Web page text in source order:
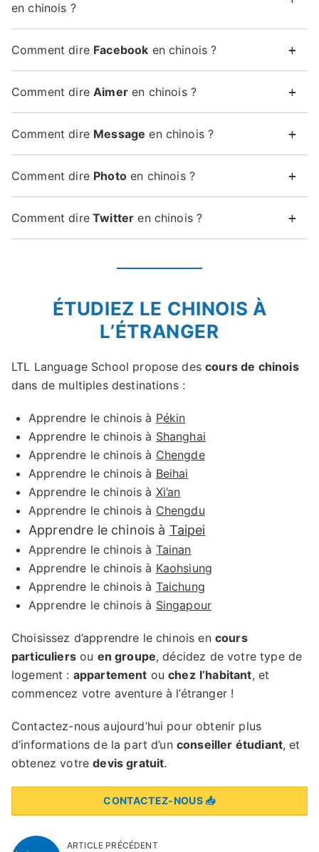
en chinois ?
Comment dire Facebook en chinois ?
Comment direAimeren chinois ?
Comment dire Message en chinois ?
Comment dire Photoen chinois ?
Comment direTwitter en chinois ?
ÉTUDIEZ LE CHINOIS À
L’ÉTRANGER
LTL Language School propose descours de chinois
dans de multiples destinations :
Apprendre le chinois à Pékin
Apprendre le chinois à Shanghai
Apprendre le chinois à Chengde
Apprendre le chinois à Beihai
Apprendre le chinois à Xi’an
Apprendre le chinois à Chengdu
Apprendre le chinois à Taipei
Apprendre le chinois à Tainan
Apprendre le chinois à Kaohsiung
Apprendre le chinois à Taichung
Apprendre le chinois à Singapour
Choisissez d’apprendre le chinois en cours
particuliersou en groupe, décidez de votre type de
logement : appartement ouchez l’habitant, et
commencez votre aventure à l’étranger !
Contactez-nous aujourd’hui pour obtenir plus
d’informations de la part d’un conseiller étudiant, et
obtenez votredevis gratuit.
CONTACTEZ-NOUS 📥
ARTICLE PRÉCÉDENT